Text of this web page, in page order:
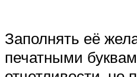
Заполнять её
печатными